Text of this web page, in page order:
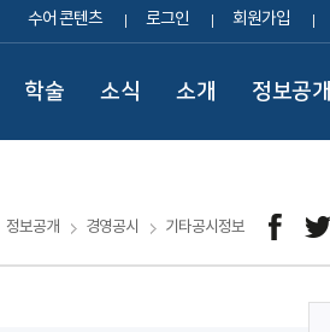
수어 콘텐츠 로그인 회원가입
학술 소식 소개 정보공개
정보공개 경영공시 기타공시정보